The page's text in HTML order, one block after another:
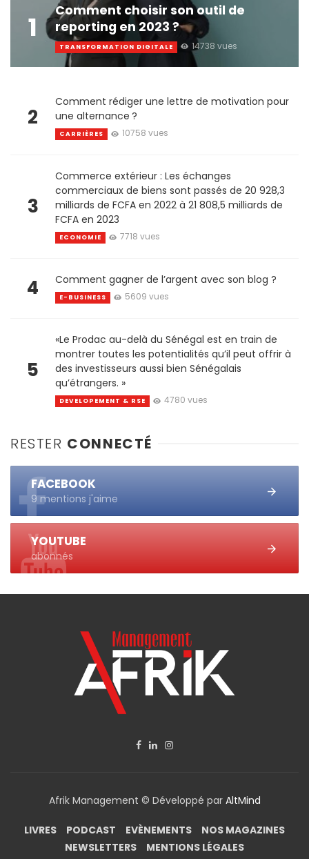
1
Comment choisir son outil de
reporting en 2023 ?
TRANSFORMATION DIGITALE 14738 vues
2
Comment rédiger une lettre de motivation pour
une alternance ?
CARRIÈRES 10758 vues
3
Commerce extérieur : Les échanges
commerciaux de biens sont passés de 20 928,3
milliards de FCFA en 2022 à 21 808,5 milliards de
FCFA en 2023
ECONOMIE 7718 vues
4 Comment gagner de l’argent avec son blog ?
E-BUSINESS 5609 vues
5
«Le Prodac au-delà du Sénégal est en train de
montrer toutes les potentialités qu’il peut offrir à
des investisseurs aussi bien Sénégalais
qu’étrangers. »
DEVELOPEMENT & RSE 4780 vues
RESTER CONNECTÉ
FACEBOOK
9 mentions j'aime
YOUTUBE
abonnés
Afrik Management © Développé par AltMind
LIVRES PODCAST EVÈNEMENTS
NOS MAGAZINES
NEWSLETTERS
MENTIONS LÉGALES